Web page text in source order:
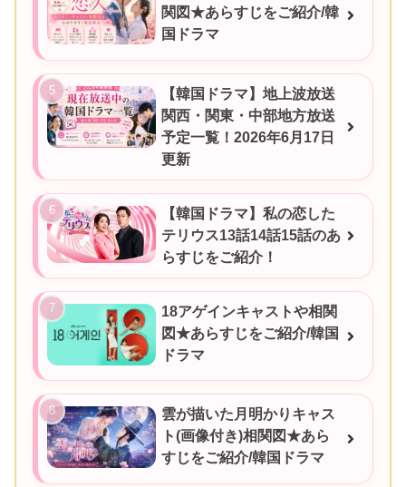
関図★あらすじをご紹介/韓
国ドラマ
【韓国ドラマ】地上波放送
関西・関東・中部地方放送
予定一覧！2026年6月17日
更新
【韓国ドラマ】私の恋した
テリウス13話14話15話のあ
らすじをご紹介！
18アゲインキャストや相関
図★あらすじをご紹介/韓国
ドラマ
雲が描いた月明かりキャス
ト(画像付き)相関図★あら
すじをご紹介/韓国ドラマ